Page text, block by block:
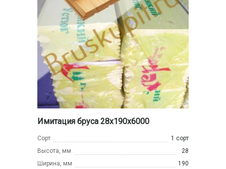
Имитация бруса 28x190x6000
Сорт
1 сорт
Высота, мм
28
Ширина, мм
190